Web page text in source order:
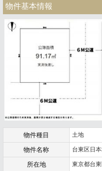
物件基本情報
物件種目 土地
物件名称 台東区日
所在地 東京都台